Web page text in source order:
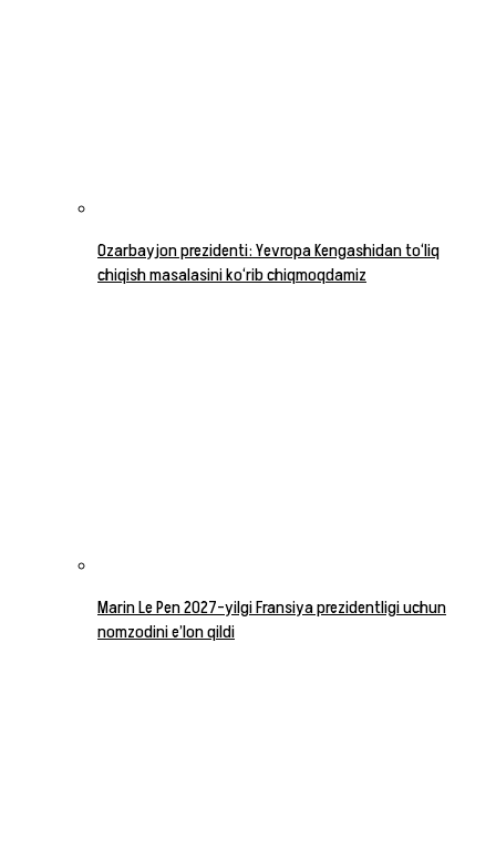
Ozarbayjon prezidenti: Yevropa Kengashidan to‘liq
chiqish masalasini ko‘rib chiqmoqdamiz
Marin Le Pen 2027-yilgi Fransiya prezidentligi uchun
nomzodini e’lon qildi